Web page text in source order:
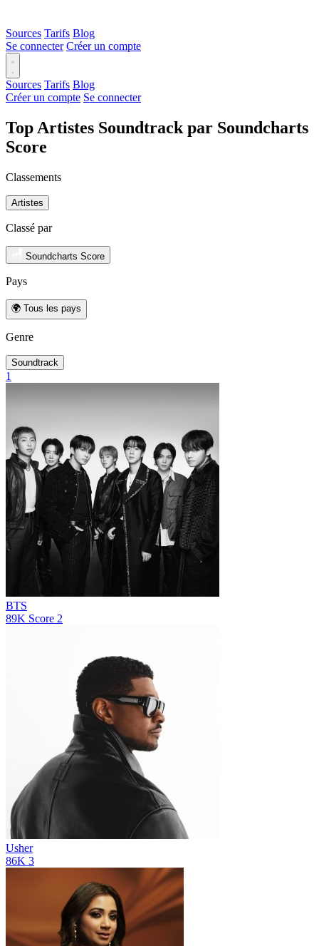
Sources Tarifs Blog
Se connecter Créer un compte
Sources Tarifs Blog
Créer un compte Se connecter
Top Artistes Soundtrack par Soundcharts
Score
Classements
Artistes
Classé par
Soundcharts Score
Pays
🌍 Tous les pays
Genre
Soundtrack
1
BTS
89K Score 2
Usher
86K 3